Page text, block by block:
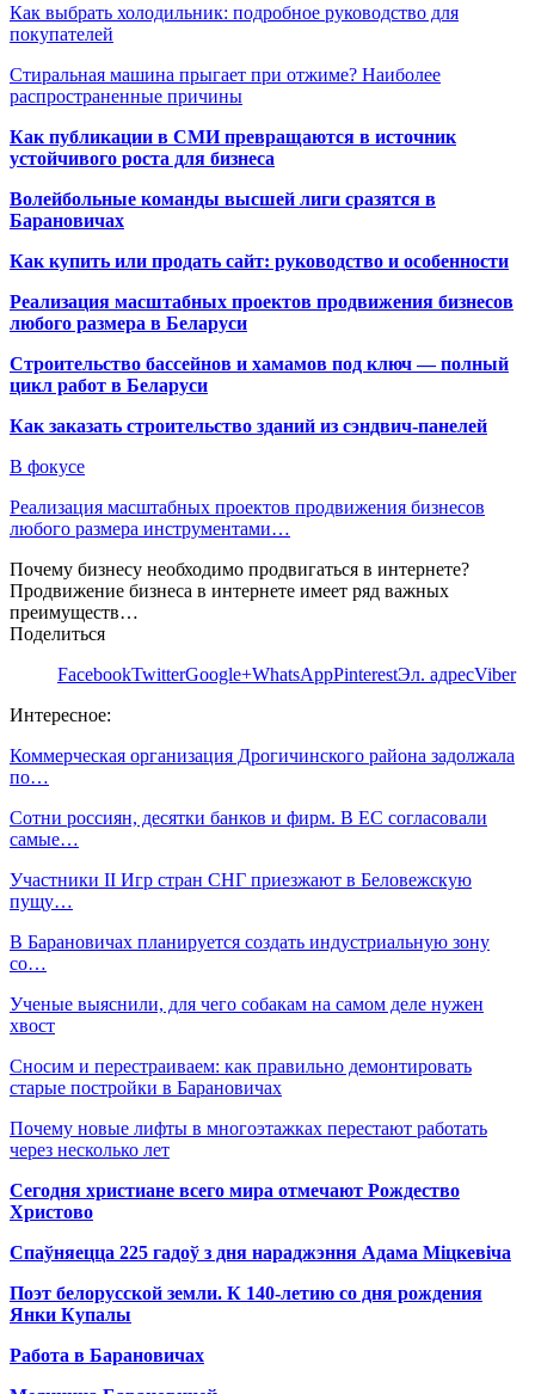
Как выбрать холодильник: подробное руководство для
покупателей
Стиральная машина прыгает при отжиме? Наиболее
распространенные причины
Как публикации в СМИ превращаются в источник
устойчивого роста для бизнеса
Волейбольные команды высшей лиги сразятся в
Барановичах
Как купить или продать сайт: руководство и особенности
Реализация масштабных проектов продвижения бизнесов
любого размера в Беларуси
Строительство бассейнов и хамамов под ключ — полный
цикл работ в Беларуси
Как заказать строительство зданий из сэндвич-панелей
В фокусе
Реализация масштабных проектов продвижения бизнесов
любого размера инструментами…
Почему бизнесу необходимо продвигаться в интернете?
Продвижение бизнеса в интернете имеет ряд важных
преимуществ…
Поделиться
FacebookTwitterGoogle+WhatsAppPinterestЭл. адресViber
Интересное:
Коммерческая организация Дрогичинского района задолжала
по…
Сотни россиян, десятки банков и фирм. В ЕС согласовали
самые…
Участники II Игр стран СНГ приезжают в Беловежскую
пущу…
В Барановичах планируется создать индустриальную зону
со…
Ученые выяснили, для чего собакам на самом деле нужен
хвост
Сносим и перестраиваем: как правильно демонтировать
старые постройки в Барановичах
Почему новые лифты в многоэтажках перестают работать
через несколько лет
Сегодня христиане всего мира отмечают Рождество
Христово
Спаўняецца 225 гадоў з дня нараджэння Адама Міцкевіча
Поэт белорусской земли. К 140-летию со дня рождения
Янки Купалы
Работа в Барановичах